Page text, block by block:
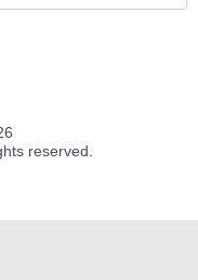
reserved.